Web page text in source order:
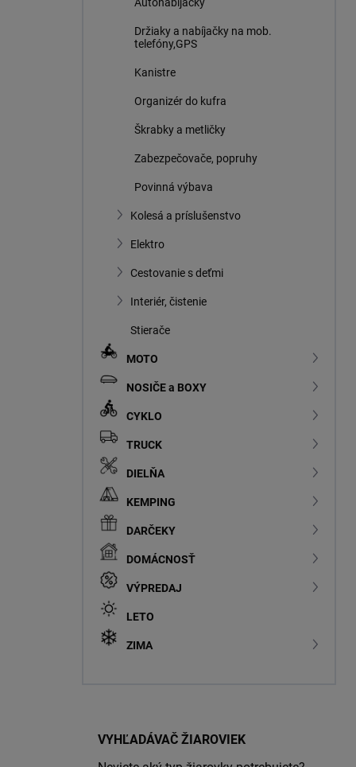
Držiaky a nabíjačky na mob.
telefóny,GPS
Kanistre
Organizér do kufra
Škrabky a metličky
Zabezpečovače, popruhy
Povinná výbava
Kolesá a príslušenstvo
Elektro
Cestovanie s deťmi
Interiér, čistenie
Stierače
MOTO
NOSIČE a BOXY
CYKLO
TRUCK
DIELŇA
KEMPING
DARČEKY
DOMÁCNOSŤ
VÝPREDAJ
LETO
ZIMA
VYHĽADÁVAČ ŽIAROVIEK